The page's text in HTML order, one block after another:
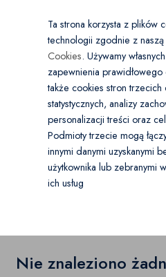
Wybierz kategorię
Buty damskie
Baleriny(0)
(0)
Czółenka (0)
Glany(0)
Japonki(0)
Kraj
Moda Buty damskie
Sandały (0)
Nie znaleziono
Ta strona korzysta z plików
technologii zgodnie z
Cookies. Używamy
zapewnienia prawidłowego
także cookies stron
statystycznych, analizy
personalizacji treści oraz
Podmioty trzecie mogą
innymi danymi uzyskanymi
użytkownika lub zebranymi
ich usług